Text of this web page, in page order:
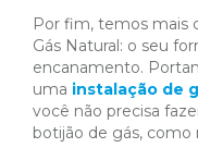
Por fim, temos mais
Gás Natural: o seu
encanamento.
uma instalação de
você não precisa
botijão de gás, como